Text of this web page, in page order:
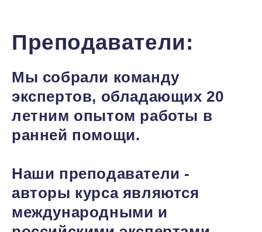
Преподаватели:
Мы собрали команду
экспертов, обладающих 20
летним опытом работы в
ранней помощи.
Наши преподаватели -
авторы курса являются
международными и